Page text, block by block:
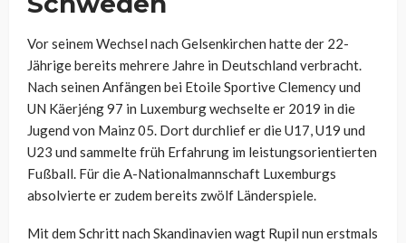
Vor seinem Wechsel nach Gelsenkirchen hatte der 22-
Jährige bereits mehrere Jahre in Deutschland verbracht.
Nach seinen Anfängen bei Etoile Sportive Clemency und
UN Käerjéng 97 in Luxemburg wechselte er 2019 in die
Jugend von Mainz 05. Dort durchlief er die U17, U19 und
U23 und sammelte früh Erfahrung im leistungsorientierten
Fußball. Für die A-Nationalmannschaft Luxemburgs
absolvierte er zudem bereits zwölf Länderspiele.
Mit dem Schritt nach Skandinavien wagt Rupil nun erstmals